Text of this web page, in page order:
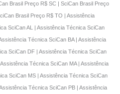
Brasil Preço R$ SC | SciCan Brasil Preço
Brasil Preço R$ TO | Assistência
SciCan AL | Assistência Técnica SciCan
Técnica SciCan BA | Assistência
SciCan DF | Assistência Técnica SciCan
Técnica SciCan MA | Assistência
SciCan MS | Assistência Técnica SciCan
Técnica SciCan PB | Assistência